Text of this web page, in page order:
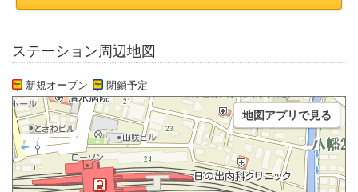
ステーション周辺地図
新規オープン 閉鎖予定
地図アプリで見る